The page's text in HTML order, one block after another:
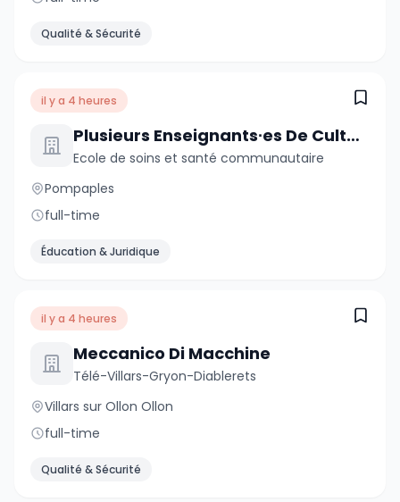
Qualité & Sécurité
il y a 4 heures
Plusieurs Enseignants∙es De Culture Générale De 60 À 100 %
Ecole de soins et santé communautaire
Pompaples
full-time
Éducation & Juridique
il y a 4 heures
Meccanico Di Macchine
Télé-Villars-Gryon-Diablerets
Villars sur Ollon Ollon
full-time
Qualité & Sécurité